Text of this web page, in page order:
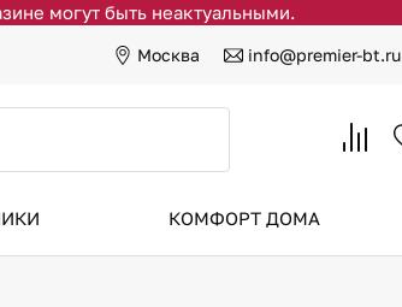
могут быть неактуальными.
Москва info@premier-bt.ru
КОМФОРТ ДОМА